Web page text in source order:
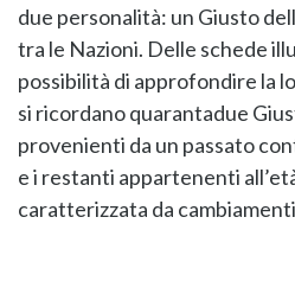
due personalità: un Giusto
tra le Nazioni. Delle schede
possibilità di approfondire la
si ricordano quarantadue
provenienti da un passato
e i restanti appartenenti
caratterizzata da